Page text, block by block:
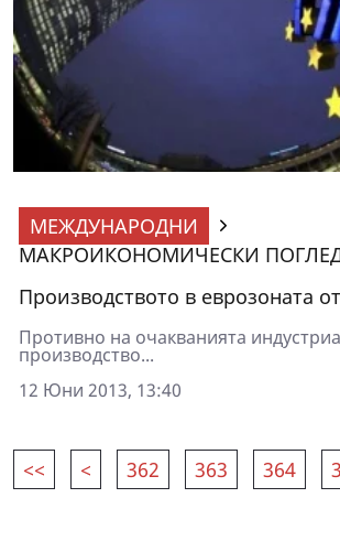
МЕЖДУНАРОДНИ
МАКРОИКОНОМИЧЕСКИ
Производството в еврозоната
Противно на очакванията
производство...
12 Юни 2013, 13:40
<< < 362 363 364